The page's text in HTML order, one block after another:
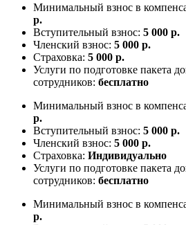
Минимальный взнос в
р.
Вступительный взнос: 5 000 р.
Членский взнос: 5 000 р.
Страховка: 5 000 р.
Услуги по подготовке пакета
сотрудников: бесплатно
Минимальный взнос в
р.
Вступительный взнос: 5 000 р.
Членский взнос: 5 000 р.
Страховка: Индивидуально
Услуги по подготовке пакета
сотрудников: бесплатно
Минимальный взнос в
р.